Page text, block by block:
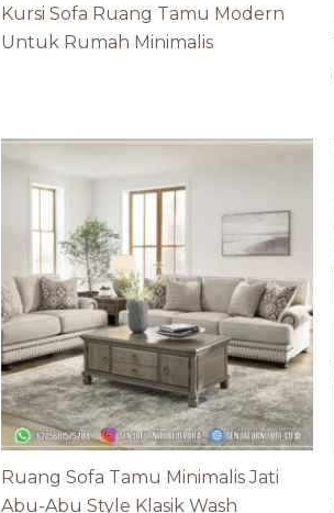
Kursi Sofa Ruang Tamu Modern
Untuk Rumah Minimalis
Ruang Sofa Tamu Minimalis Jati
Abu-Abu Style Klasik Wash